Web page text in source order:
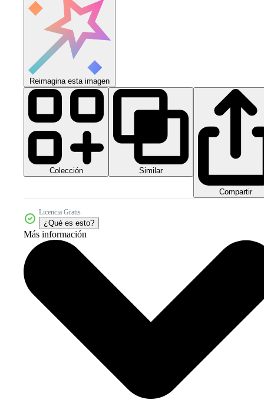
Reimagina esta imagen
Colección Similar
Compartir
Licencia Gratis
¿Qué es esto?
Más información